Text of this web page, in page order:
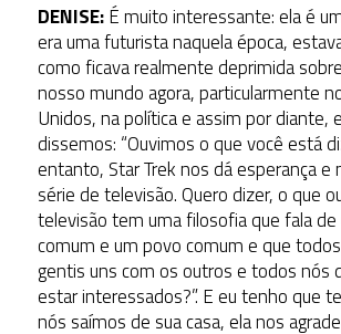
DENISE:É muito interessante: ela é
era uma futurista naquela época,
como ficava realmente deprimida
nosso mundo agora, particularmente
Unidos, na política e assim por diante,
dissemos: “Ouvimos o que você está
entanto, Star Trek nos dá esperança e
série de televisão. Quero dizer, o que
televisão tem uma filosofia que fala
comum e um povo comum e que
gentis uns com os outros e todos nós
estar interessados?”. E eu tenho que
nós saímos de sua casa, ela nos